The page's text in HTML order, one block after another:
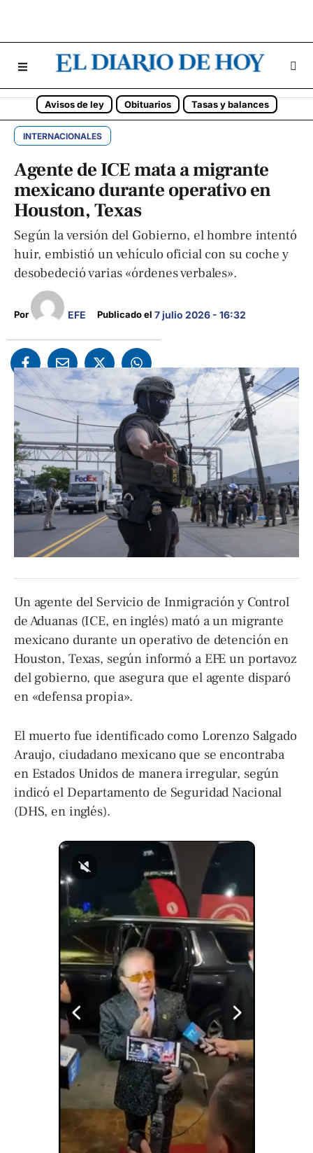
Avisos de ley Obituarios Tasas y balances
INTERNACIONALES
Agente de ICE mata a migrante
mexicano durante operativo en
Houston, Texas
Según la versión del Gobierno, el hombre intentó
huir, embistió un vehículo oficial con su coche y
desobedeció varias «órdenes verbales».
Por EFE Publicado el 7 julio 2026 - 16:32
Un agente del Servicio de Inmigración y Control
de Aduanas (ICE, en inglés) mató a un migrante
mexicano durante un operativo de detención en
Houston, Texas, según informó a EFE un portavoz
del gobierno, que asegura que el agente disparó
en «defensa propia».
El muerto fue identificado como Lorenzo Salgado
Araujo, ciudadano mexicano que se encontraba
en Estados Unidos de manera irregular, según
indicó el Departamento de Seguridad Nacional
(DHS, en inglés).